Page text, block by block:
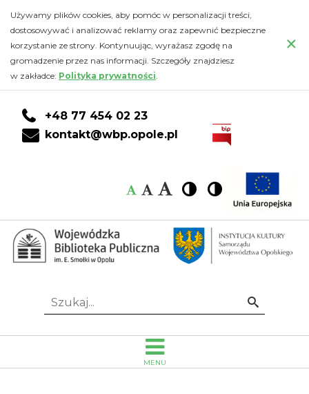
„Kulawa
kaczka
ślepa
kura”
Ilustracje
Jörg
Mühle
Tłumaczenie
do
głównej
treści
DO
KONTA
CZYTELNIKA
DO
WYSZUKIWARKI
do
stopki
Używamy plików cookies, aby pomóc w personalizacji treści,
dostosowywać i analizować reklamy oraz zapewnić bezpieczne
korzystanie ze strony. Kontynuując, wyrażasz zgodę na
gromadzenie przez nas informacji. Szczegóły znajdziesz
w zakładce: Polityka prywatności.
×
+48 77 454 02 23
kontakt@wbp.opole.pl
Czcionka:
Czcionka
Czcionka
Czcionka
Wysoki
kontrast
Wysoki
kontrast
Idź
Szukaj...
MENU